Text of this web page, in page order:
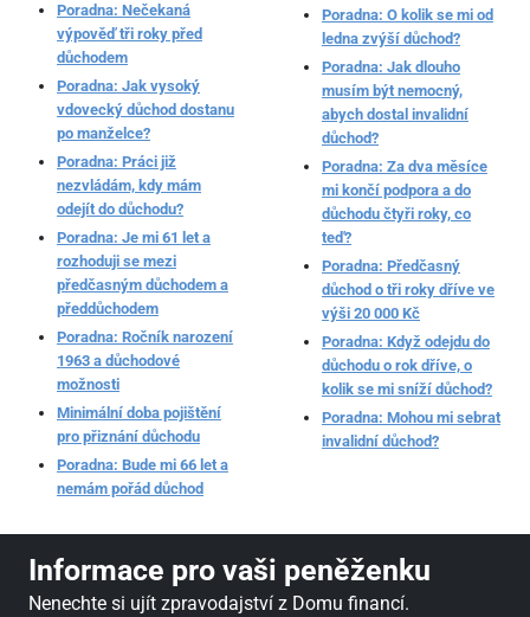
Poradna: Nečekaná
výpověď tři roky před
důchodem
Poradna: Jak vysoký
vdovecký důchod dostanu
po manželce?
Poradna: Práci již
nezvládám, kdy mám
odejít do důchodu?
Poradna: Je mi 61 let a
rozhoduji se mezi
předčasným důchodem a
předdůchodem
Poradna: Ročník narození
1963 a důchodové
možnosti
Minimální doba pojištění
pro přiznání důchodu
Poradna: Bude mi 66 let a
nemám pořád důchod
Poradna: O kolik se mi od
ledna zvýší důchod?
Poradna: Jak dlouho
musím být nemocný,
abych dostal invalidní
důchod?
Poradna: Za dva měsíce
mi končí podpora a do
důchodu čtyři roky, co
teď?
Poradna: Předčasný
důchod o tři roky dříve ve
výši 20 000 Kč
Poradna: Když odejdu do
důchodu o rok dříve, o
kolik se mi sníží důchod?
Poradna: Mohou mi sebrat
invalidní důchod?
Informace pro vaši peněženku
Nenechte si ujít zpravodajství z Domu financí.